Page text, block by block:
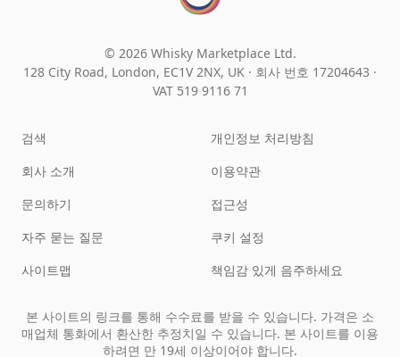
© 2026 Whisky Marketplace Ltd.
128 City Road, London, EC1V 2NX, UK · 회사 번호 17204643 ·
VAT 519 9116 71
검색
회사 소개
문의하기
자주 묻는 질문
사이트맵
개인정보 처리방침
이용약관
접근성
쿠키 설정
책임감 있게 음주하세요
본 사이트의 링크를 통해 수수료를 받을 수 있습니다. 가격은 소
매업체 통화에서 환산한 추정치일 수 있습니다. 본 사이트를 이용
하려면 만 19세 이상이어야 합니다.